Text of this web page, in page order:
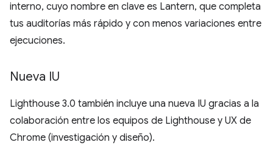
interno, cuyo nombre en clave es Lantern, que completa
tus auditorías más rápido y con menos variaciones entre
ejecuciones.
Nueva IU
Lighthouse 3.0 también incluye una nueva IU gracias a la
colaboración entre los equipos de Lighthouse y UX de
Chrome (investigación y diseño).